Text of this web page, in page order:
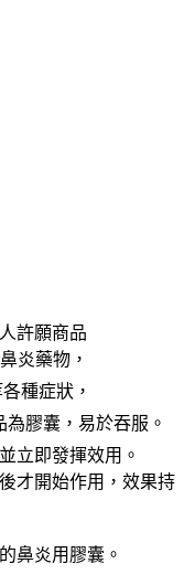
許願商品
炎藥物，
種症狀，
膠囊，易於吞服。
立即發揮效用。
才開始作用，效果持
鼻炎用膠囊。